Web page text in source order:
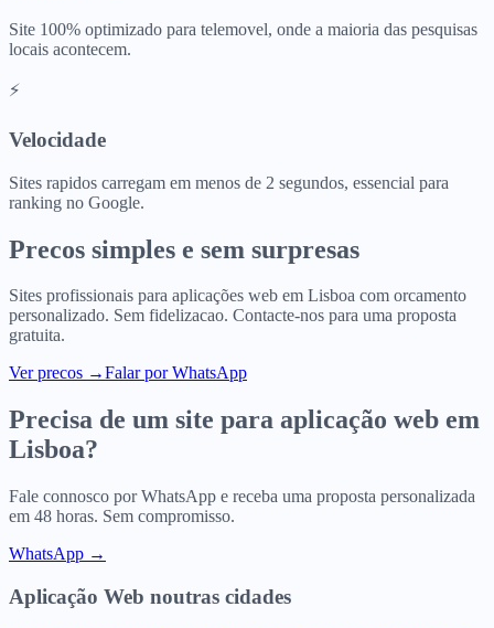
Site 100% optimizado para telemovel, onde a maioria das pesquisas
locais acontecem.
⚡
Velocidade
Sites rapidos carregam em menos de 2 segundos, essencial para
ranking no Google.
Precos simples e sem surpresas
Sites profissionais para aplicações web em Lisboa com orcamento
personalizado. Sem fidelizacao. Contacte-nos para uma proposta
gratuita.
Ver precos →Falar por WhatsApp
Precisa de um site para aplicação web em
Lisboa?
Fale connosco por WhatsApp e receba uma proposta personalizada
em 48 horas. Sem compromisso.
WhatsApp →
Aplicação Web noutras cidades